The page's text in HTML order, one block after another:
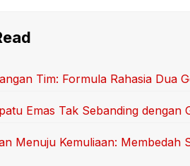
Tim: Formula Rahasia Dua
Emas Tak Sebanding dengan
Menuju Kemuliaan: Membedah